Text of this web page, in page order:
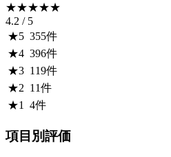
★★★★★
4.2 / 5
★5 355件
★4 396件
★3 119件
★2 11件
★1 4件
項目別評価